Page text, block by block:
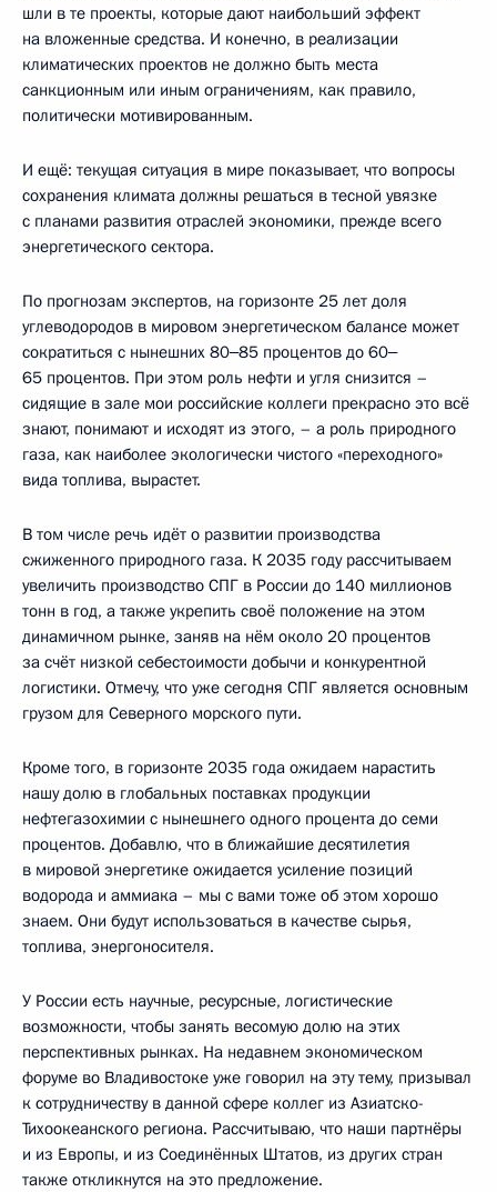
шли в те проекты, которые дают наибольший эффект
на вложенные средства. И конечно, в реализации
климатических проектов не должно быть места
санкционным или иным ограничениям, как правило,
политически мотивированным.
И ещё: текущая ситуация в мире показывает, что вопросы
сохранения климата должны решаться в тесной увязке
с планами развития отраслей экономики, прежде всего
энергетического сектора.
По прогнозам экспертов, на горизонте 25 лет доля
углеводородов в мировом энергетическом балансе может
сократиться с нынешних 80‒85 процентов до 60‒
65 процентов. При этом роль нефти и угля снизится –
сидящие в зале мои российские коллеги прекрасно это всё
знают, понимают и исходят из этого, – а роль природного
газа, как наиболее экологически чистого «переходного»
вида топлива, вырастет.
В том числе речь идёт о развитии производства
сжиженного природного газа. К 2035 году рассчитываем
увеличить производство СПГ в России до 140 миллионов
тонн в год, а также укрепить своё положение на этом
динамичном рынке, заняв на нём около 20 процентов
за счёт низкой себестоимости добычи и конкурентной
логистики. Отмечу, что уже сегодня СПГ является основным
грузом для Северного морского пути.
Кроме того, в горизонте 2035 года ожидаем нарастить
нашу долю в глобальных поставках продукции
нефтегазохимии с нынешнего одного процента до семи
процентов. Добавлю, что в ближайшие десятилетия
в мировой энергетике ожидается усиление позиций
водорода и аммиака – мы с вами тоже об этом хорошо
знаем. Они будут использоваться в качестве сырья,
топлива, энергоносителя.
У России есть научные, ресурсные, логистические
возможности, чтобы занять весомую долю на этих
перспективных рынках. На недавнем экономическом
форуме во Владивостоке уже говорил на эту тему, призывал
к сотрудничеству в данной сфере коллег из Азиатско-
Тихоокеанского региона. Рассчитываю, что наши партнёры
и из Европы, и из Соединённых Штатов, из других стран
также откликнутся на это предложение.